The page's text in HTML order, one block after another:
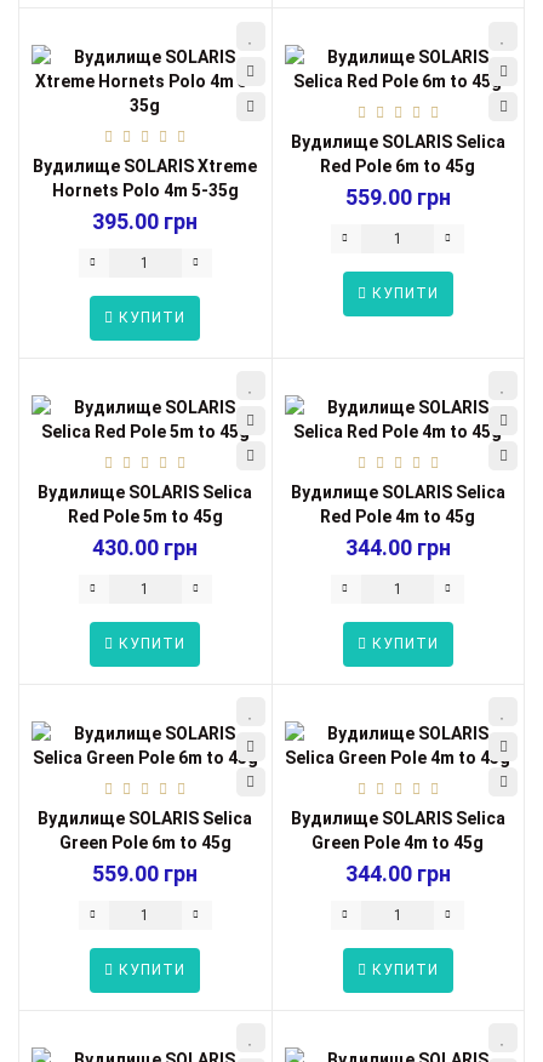
Вудилище SOLARIS Xtreme
Hornets Polo 4m 5-35g
395.00 грн
КУПИТИ
Вудилище SOLARIS Selica
Red Pole 6m to 45g
559.00 грн
КУПИТИ
Вудилище SOLARIS Selica
Red Pole 5m to 45g
430.00 грн
КУПИТИ
Вудилище SOLARIS Selica
Red Pole 4m to 45g
344.00 грн
КУПИТИ
Вудилище SOLARIS Selica
Green Pole 6m to 45g
559.00 грн
КУПИТИ
Вудилище SOLARIS Selica
Green Pole 4m to 45g
344.00 грн
КУПИТИ